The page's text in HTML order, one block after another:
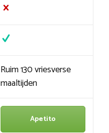
Ruim 130 vriesverse
maaltijden
Apetito